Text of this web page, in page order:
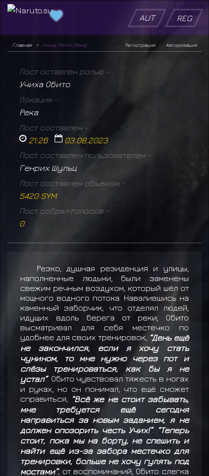
AUT REG
Главная Учиха Обито (Река) Авторизация
Регистрация
Пост оставлен ролью -
Учиха Обито
Локация -
Река
Пост составлен -
21:26 03.08.2023
Пост составлен пользователем -
Генрих Шульц
Пост составлен объемом -
5420 SYM
Пост собрал голосов -
0
Резко, душная резиденция и улицы,
наполненные людьми, были заменены
свежим речным воздухом, который шёл от
мощного водного потока. Навалившись на
каменный заборчик, что отделял людей,
идущих вдоль берега от реки, Обито
высматривал для себя местечко по
удобнее для своих тренировок, “День ещё
не закончился, если я хочу стать
чунином, то мне нужно через пот и
слёзы тренироваться, как бы я не
устал”. Обито чувствовал тяжесть в ногах
и руках, но он понимал, что ещё сможет
справиться, “Всё же не стоит забывать,
мне требуется ещё сегодня
направиться за новым заданием, я не
должен опозорить честь Учих!”. “Теперь
стоит, пока мы на борту, не спешить и
найти ещё из-за забора местечко для
тренировки, больше не хочу гулять под
мостами”, от воспоминаний, Обито слегка